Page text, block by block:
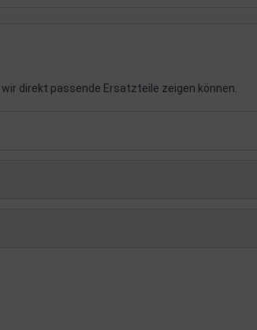
direkt passende Ersatzteile zeigen können.